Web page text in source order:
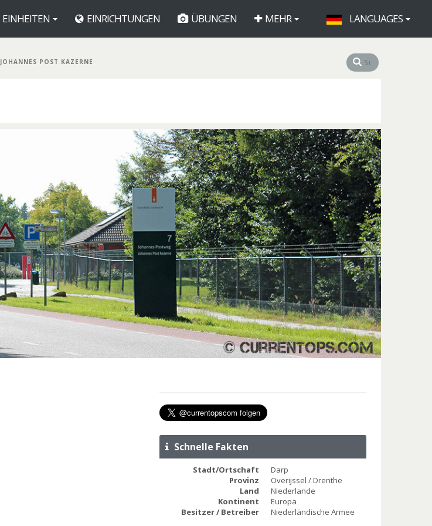
EINHEITEN EINRICHTUNGEN ÜBUNGEN MEHR LANGUAGES
JOHANNES POST KAZERNE
Schnelle Fakten
Stadt/Ortschaft
Darp
Provinz
Overijssel / Drenthe
Land
Niederlande
Kontinent
Europa
Besitzer / Betreiber
Niederländische Armee